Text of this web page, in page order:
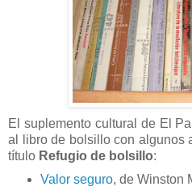
El suplemento cultural de El
al libro de bolsillo con algunos
título Refugio de bolsillo:
Valor seguro, de Winston